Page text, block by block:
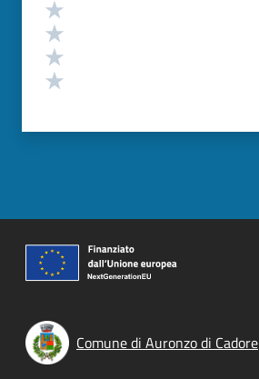
Comune di Auronzo di Cadore